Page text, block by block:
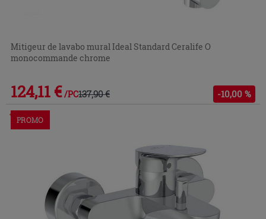
Mitigeur de lavabo mural Ideal Standard Ceralife O
monocommande chrome
124,11 € /PC137,90 € -10,00 %
Commandable en magasin ou via le service client
PROMO